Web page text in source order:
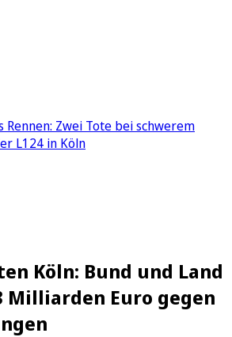
Rennen: Zwei Tote bei schwerem
L124 in Köln
Köln: Bund und Land
Milliarden Euro gegen